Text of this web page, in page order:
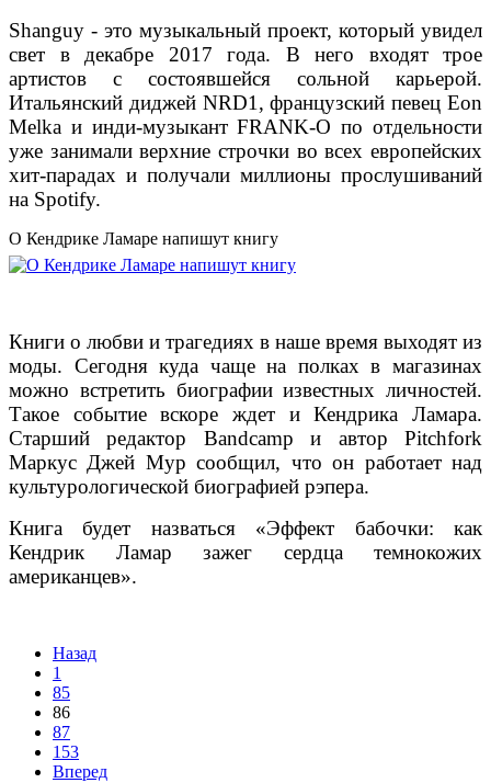
Shanguy - это музыкальный проект, который увидел
свет в декабре 2017 года. В него входят трое
артистов с состоявшейся сольной карьерой.
Итальянский диджей NRD1, французский певец Eon
Melka и инди-музыкант FRANK-O по отдельности
уже занимали верхние строчки во всех европейских
хит-парадах и получали миллионы прослушиваний
на Spotify.
О Кендрике Ламаре напишут книгу
Книги о любви и трагедиях в наше время выходят из
моды. Сегодня куда чаще на полках в магазинах
можно встретить биографии известных личностей.
Такое событие вскоре ждет и Кендрика Ламара.
Старший редактор Bandcamp и автор Pitchfork
Маркус Джей Мур сообщил, что он работает над
культурологической биографией рэпера.
Книга будет назваться «Эффект бабочки: как
Кендрик Ламар зажег сердца темнокожих
американцев».
Назад
1
85
86
87
153
Вперед